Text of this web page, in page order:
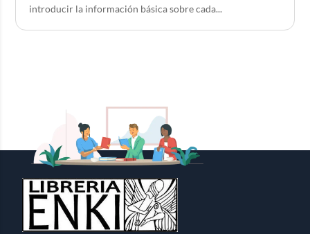
introducir la información básica sobre cada...